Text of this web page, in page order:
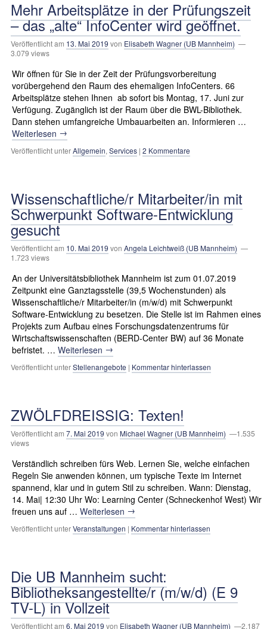
Mehr Arbeitsplätze in der Prüfungszeit
– das „alte“ InfoCenter wird geöffnet.
Veröffentlicht am 13. Mai 2019 von Elisabeth Wagner (UB Mannheim) —
3.079 views
Wir öffnen für Sie in der Zeit der Prüfungsvorbereitung
vorübergehend den Raum des ehemaligen InfoCenters. 66
Arbeitsplätze stehen Ihnen ab sofort bis Montag, 17. Juni zur
Verfügung. Zugänglich ist der Raum über die BWL-Bibliothek.
Dann stehen umfangreiche Umbauarbeiten an. Informieren …
Weiterlesen →
Veröffentlicht unterAllgemein, Services | 2 Kommentare
Wissenschaftliche/r Mitarbeiter/in mit
Schwerpunkt Software-Entwicklung
gesucht
Veröffentlicht am 10. Mai 2019 von Angela Leichtweiß (UB Mannheim) —
1.723 views
An der Universitätsbibliothek Mannheim ist zum 01.07.2019
Zeitpunkt eine Ganztagsstelle (39,5 Wochenstunden) als
Wissenschaftliche/r Mitarbeiter/in (m/w/d) mit Schwerpunkt
Software-Entwicklung zu besetzen. Die Stelle ist im Rahmen eines
Projekts zum Aufbau eines Forschungsdatenzentrums für
Wirtschaftswissenschaften (BERD-Center BW) auf 36 Monate
befristet. … Weiterlesen →
Veröffentlicht unterStellenangebote | Kommentar hinterlassen
ZWÖLFDREISSIG: Texten!
Veröffentlicht am 7. Mai 2019 von Michael Wagner (UB Mannheim) —1.535
views
Verständlich schreiben fürs Web. Lernen Sie, welche einfachen
Regeln Sie anwenden können, um typische Texte im Internet
spannend, klar und in gutem Stil zu schreiben. Wann: Dienstag,
14. Mai| 12:30 Uhr Wo: Learning Center (Schneckenhof West) Wir
freuen uns auf … Weiterlesen →
Veröffentlicht unterVeranstaltungen | Kommentar hinterlassen
Die UB Mannheim sucht:
Bibliotheksangestellte/r (m/w/d) (E 9
TV-L) in Vollzeit
Veröffentlicht am 6. Mai 2019 von Elisabeth Wagner (UB Mannheim) —2.187